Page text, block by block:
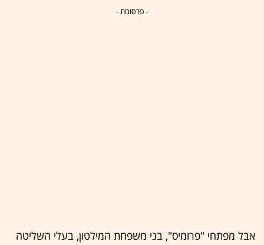
- פרסומת -
אבל מפתחי "פרומיס", בני משפחת המילטון, בעלי השליטה